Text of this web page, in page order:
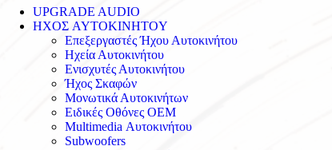
UPGRADE AUDIO
ΗΧΟΣ AYTOKINHTOY
Επεξεργαστές Ήχου Αυτοκινήτου
Ηχεία Αυτοκινήτου
Ενισχυτές Αυτοκινήτου
Ήχος Σκαφών
Μονωτικά Αυτοκινήτων
Ειδικές Οθόνες OEM
Multimedia Αυτοκινήτου
Subwoofers